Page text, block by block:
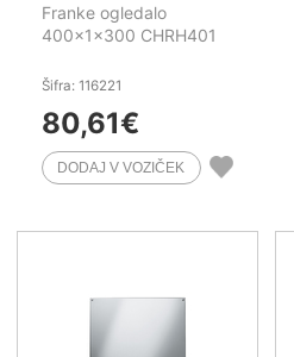
Franke ogledalo
400x1x300 CHRH401
Šifra: 116221
80,61€